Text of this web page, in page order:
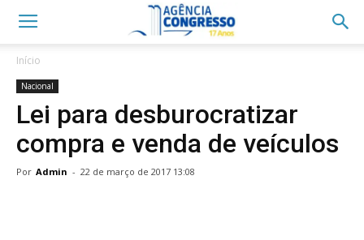
Início
Nacional
Lei para desburocratizar
compra e venda de veículos
Por Admin - 22 de março de 2017 13:08